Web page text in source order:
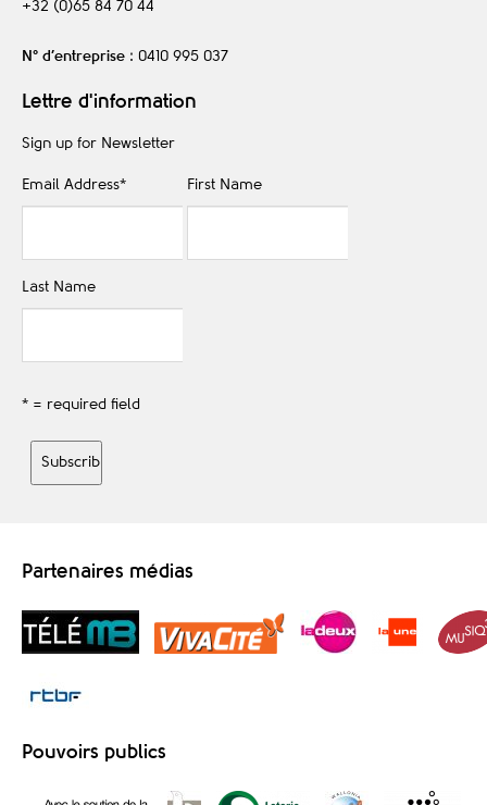
+32 (0)65 84 70 44
N° d’entreprise : 0410 995 037
Lettre d'information
Sign up for Newsletter
Email Address* First Name
Last Name
* = required field
Partenaires médias
Pouvoirs publics